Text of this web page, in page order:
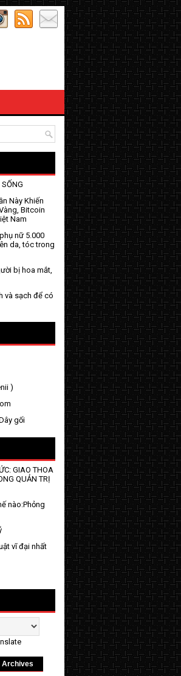
Này Khiến
Bitcoin
Nam
nữ 5.000
da, tóc trong
bị hoa mắt,
và sạch để có
)
gối
GIAO THOA
QUẢN TRỊ
nào:Phỏng
vĩ đại nhất
Archives